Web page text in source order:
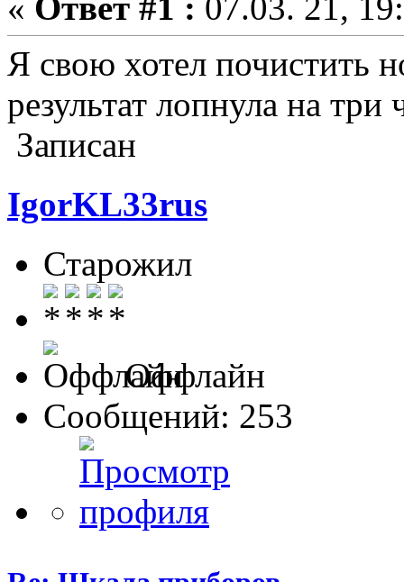
Я свою хотел почистить
результат лопнула на три
Записан
IgorKL33rus
Старожил
Оффлайн
Сообщений: 253